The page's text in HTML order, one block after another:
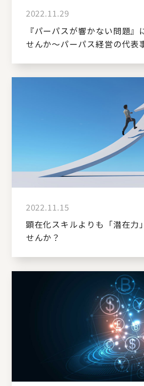
2022.11.29
『パーパスが響かない問題』
せんか～パーパス経営の代表
2022.11.15
顕在化スキルよりも「潜在力
せんか？